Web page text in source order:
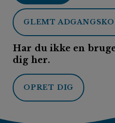
GLEMT
Har du ikke en
dig her.
OPRET DIG